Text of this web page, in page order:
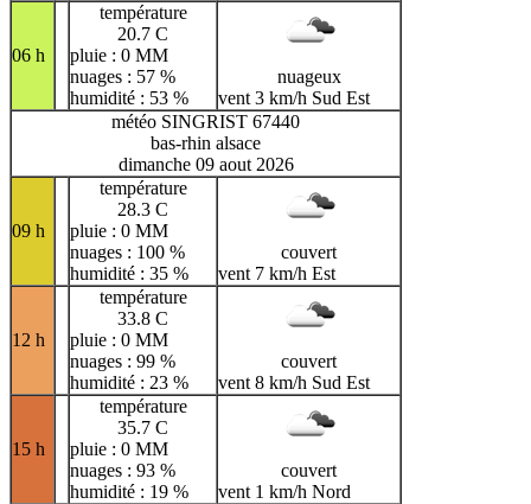
06 h
température
20.7 C
pluie : 0 MM
nuages : 57 %
humidité : 53 %
nuageux
vent 3 km/h Sud Est
météo SINGRIST 67440
bas-rhin alsace
dimanche 09 aout 2026
09 h
température
28.3 C
pluie : 0 MM
nuages : 100 %
humidité : 35 %
couvert
vent 7 km/h Est
12 h
température
33.8 C
pluie : 0 MM
nuages : 99 %
humidité : 23 %
couvert
vent 8 km/h Sud Est
15 h
température
35.7 C
pluie : 0 MM
nuages : 93 %
humidité : 19 %
couvert
vent 1 km/h Nord